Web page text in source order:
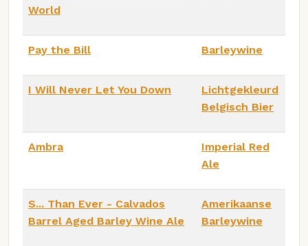
World
Pay the Bill Barleywine
I Will Never Let You Down
Lichtgekleurd
Belgisch Bier
Ambra
Imperial Red
Ale
S... Than Ever - Calvados
Barrel Aged Barley Wine Ale
Amerikaanse
Barleywine